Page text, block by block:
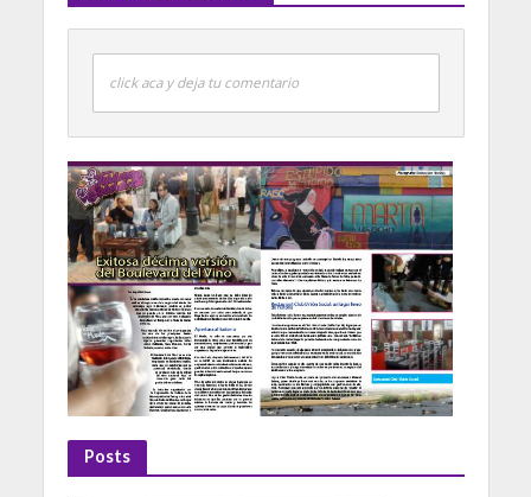
click aca y deja tu comentario
Posts